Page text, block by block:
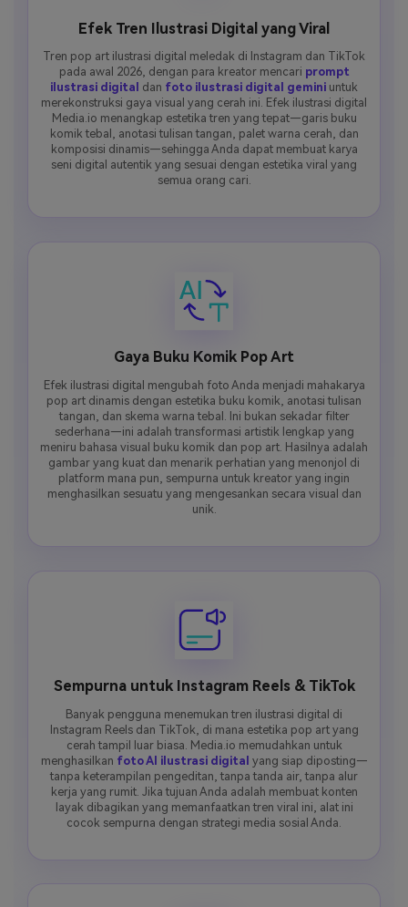
Efek Tren Ilustrasi Digital yang Viral
Tren pop art ilustrasi digital meledak di Instagram dan TikTok
pada awal 2026, dengan para kreator mencari prompt
ilustrasi digital dan foto ilustrasi digital gemini untuk
merekonstruksi gaya visual yang cerah ini. Efek ilustrasi digital
Media.io menangkap estetika tren yang tepat—garis buku
komik tebal, anotasi tulisan tangan, palet warna cerah, dan
komposisi dinamis—sehingga Anda dapat membuat karya
seni digital autentik yang sesuai dengan estetika viral yang
semua orang cari.
Gaya Buku Komik Pop Art
Efek ilustrasi digital mengubah foto Anda menjadi mahakarya
pop art dinamis dengan estetika buku komik, anotasi tulisan
tangan, dan skema warna tebal. Ini bukan sekadar filter
sederhana—ini adalah transformasi artistik lengkap yang
meniru bahasa visual buku komik dan pop art. Hasilnya adalah
gambar yang kuat dan menarik perhatian yang menonjol di
platform mana pun, sempurna untuk kreator yang ingin
menghasilkan sesuatu yang mengesankan secara visual dan
unik.
Sempurna untuk Instagram Reels & TikTok
Banyak pengguna menemukan tren ilustrasi digital di
Instagram Reels dan TikTok, di mana estetika pop art yang
cerah tampil luar biasa. Media.io memudahkan untuk
menghasilkan foto AI ilustrasi digital yang siap diposting—
tanpa keterampilan pengeditan, tanpa tanda air, tanpa alur
kerja yang rumit. Jika tujuan Anda adalah membuat konten
layak dibagikan yang memanfaatkan tren viral ini, alat ini
cocok sempurna dengan strategi media sosial Anda.